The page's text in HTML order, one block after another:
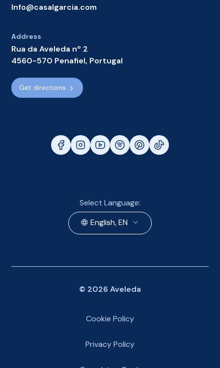
Info@casalgarcia.com
Address
Rua da Aveleda nº 2
4560-570 Penafiel, Portugal
Get directions
Select Language:
English, EN
© 2026 Aveleda
Cookie Policy
Privacy Policy